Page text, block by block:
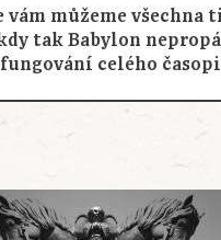
můžeme všechna
tak Babylon
celého